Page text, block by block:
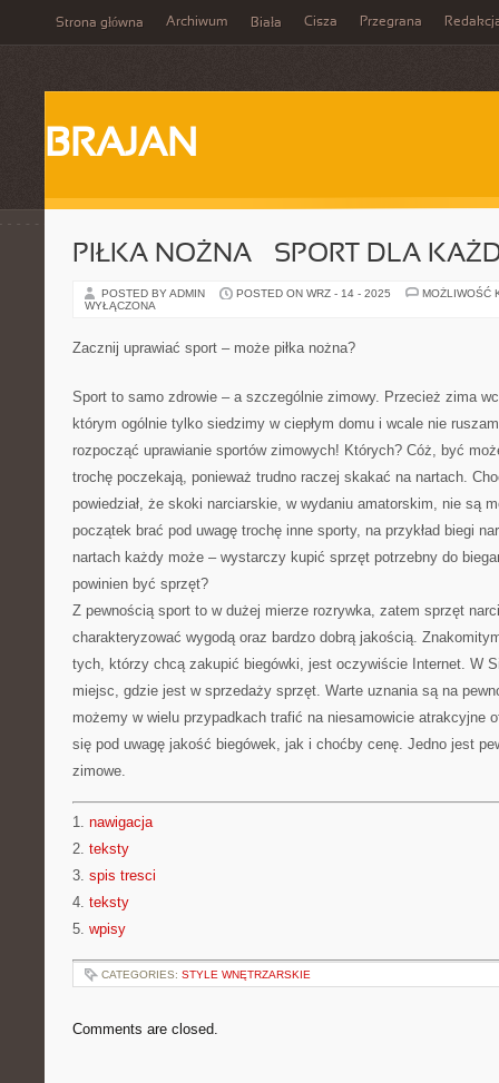
Strona główna Archiwum Biała Cisza Przegrana
BRAJAN
PIŁKA NOŻNA – SPORT DLA
POSTED BY ADMIN POSTED ON WRZ - 14 - 2025
MOŻLIWOŚĆ
WYŁĄCZONA
Zacznij uprawiać sport – może piłka nożna?
Sport to samo zdrowie – a szczególnie zimowy. Przecież zima
którym ogólnie tylko siedzimy w ciepłym domu i wcale nie
rozpocząć uprawianie sportów zimowych! Których? Cóż, być
trochę poczekają, ponieważ trudno raczej skakać na nartach.
powiedział, że skoki narciarskie, w wydaniu amatorskim, nie są
początek brać pod uwagę trochę inne sporty, na przykład biegi
nartach każdy może – wystarczy kupić sprzęt potrzebny do
powinien być sprzęt?
Z pewnością sport to w dużej mierze rozrywka, zatem sprzęt
charakteryzować wygodą oraz bardzo dobrą jakością.
tych, którzy chcą zakupić biegówki, jest oczywiście Internet. W
miejsc, gdzie jest w sprzedaży sprzęt. Warte uznania są na
możemy w wielu przypadkach trafić na niesamowicie atrakcyjne
się pod uwagę jakość biegówek, jak i choćby cenę. Jedno jest
zimowe.
1. nawigacja
2. teksty
3. spis tresci
4. teksty
5. wpisy
CATEGORIES: STYLE WNĘTRZARSKIE
Comments are closed.